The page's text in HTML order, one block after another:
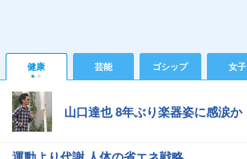
健康 芸能 ゴシップ 女子
山口達也 8年ぶり楽器姿に感涙か